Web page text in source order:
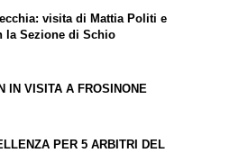
visita di Mattia Politi e
la Sezione di Schio
IN VISITA A FROSINONE
PER 5 ARBITRI DEL